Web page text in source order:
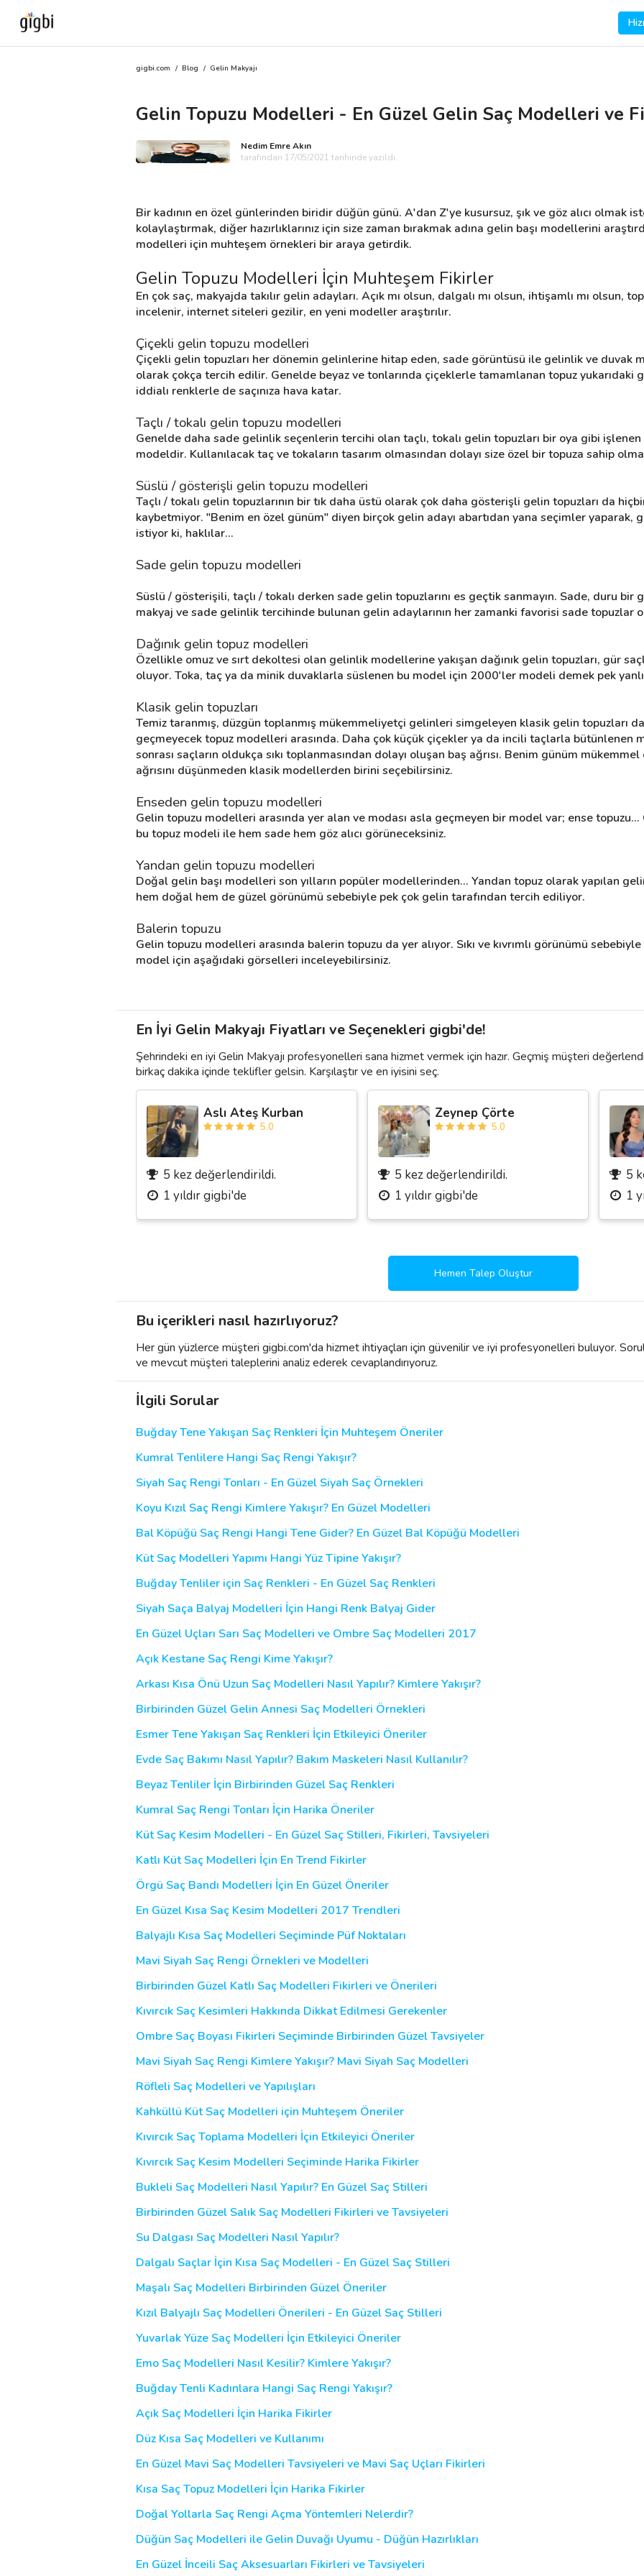
Müşteri Değerlendirmeleri
gigbi.com / Blog / Gelin Makyajı
Gelin Topuzu Modelleri - En Güzel Gelin Saç Modelleri ve
Nedim Emre Akın
tarafından 17/05/2021 tarihinde yazıldı.
Bir kadının en özel günlerinden biridir düğün günü. A'dan Z'ye kusursuz, şık ve göz alıcı olmak
kolaylaştırmak, diğer hazırlıklarınız için size zaman bırakmak adına gelin başı modellerini
modelleri için muhteşem örnekleri bir araya getirdik.
Gelin Topuzu Modelleri İçin Muhteşem Fikirler
En çok saç, makyajda takılır gelin adayları. Açık mı olsun, dalgalı mı olsun, ihtişamlı mı olsun,
incelenir, internet siteleri gezilir, en yeni modeller araştırılır.
Çiçekli gelin topuzu modelleri
Çiçekli gelin topuzları her dönemin gelinlerine hitap eden, sade görüntüsü ile gelinlik ve duvak
olarak çokça tercih edilir. Genelde beyaz ve tonlarında çiçeklerle tamamlanan topuz yukarıdaki
iddialı renklerle de saçınıza hava katar.
Taçlı / tokalı gelin topuzu modelleri
Genelde daha sade gelinlik seçenlerin tercihi olan taçlı, tokalı gelin topuzları bir oya gibi
modeldir. Kullanılacak taç ve tokaların tasarım olmasından dolayı size özel bir topuza sahip
Süslü / gösterişli gelin topuzu modelleri
Taçlı / tokalı gelin topuzlarının bir tık daha üstü olarak çok daha gösterişli gelin topuzları da
kaybetmiyor. "Benim en özel günüm" diyen birçok gelin adayı abartıdan yana seçimler yaparak,
istiyor ki, haklılar...
Sade gelin topuzu modelleri
Süslü / gösterişili, taçlı / tokalı derken sade gelin topuzlarını es geçtik sanmayın. Sade, duru
makyaj ve sade gelinlik tercihinde bulunan gelin adaylarının her zamanki favorisi sade topuzlar
Dağınık gelin topuz modelleri
Özellikle omuz ve sırt dekoltesi olan gelinlik modellerine yakışan dağınık gelin topuzları, gür
oluyor. Toka, taç ya da minik duvaklarla süslenen bu model için 2000'ler modeli demek pek
Klasik gelin topuzları
Temiz taranmış, düzgün toplanmış mükemmeliyetçi gelinleri simgeleyen klasik gelin topuzları
geçmeyecek topuz modelleri arasında. Daha çok küçük çiçekler ya da incili taçlarla bütünlenen
sonrası saçların oldukça sıkı toplanmasından dolayı oluşan baş ağrısı. Benim günüm mükemmel
ağrısını düşünmeden klasik modellerden birini seçebilirsiniz.
Enseden gelin topuzu modelleri
Gelin topuzu modelleri arasında yer alan ve modası asla geçmeyen bir model var; ense
bu topuz modeli ile hem sade hem göz alıcı görüneceksiniz.
Yandan gelin topuzu modelleri
Doğal gelin başı modelleri son yılların popüler modellerinden... Yandan topuz olarak yapılan
hem doğal hem de güzel görünümü sebebiyle pek çok gelin tarafından tercih ediliyor.
Balerin topuzu
Gelin topuzu modelleri arasında balerin topuzu da yer alıyor. Sıkı ve kıvrımlı görünümü
model için aşağıdaki görselleri inceleyebilirsiniz.
En İyi Gelin Makyajı Fiyatları ve Seçenekleri gigbi'de!
Şehrindeki en iyi Gelin Makyajı profesyonelleri sana hizmet vermek için hazır. Geçmiş müşteri
birkaç dakika içinde teklifler gelsin. Karşılaştır ve en iyisini seç.
Aslı Ateş Kurban
5.0
5 kez değerlendirildi.
1 yıldır gigbi'de
Zeynep Çörte
5.0
5 kez değerlendirildi.
1 yıldır gigbi'de
5
1
Hemen Talep Oluştur
Bu içerikleri nasıl hazırlıyoruz?
Her gün yüzlerce müşteri gigbi.com'da hizmet ihtiyaçları için güvenilir ve iyi profesyonelleri buluyor.
ve mevcut müşteri taleplerini analiz ederek cevaplandırıyoruz.
İlgili Sorular
Buğday Tene Yakışan Saç Renkleri İçin Muhteşem Öneriler
Kumral Tenlilere Hangi Saç Rengi Yakışır?
Siyah Saç Rengi Tonları - En Güzel Siyah Saç Örnekleri
Koyu Kızıl Saç Rengi Kimlere Yakışır? En Güzel Modelleri
Bal Köpüğü Saç Rengi Hangi Tene Gider? En Güzel Bal Köpüğü Modelleri
Küt Saç Modelleri Yapımı Hangi Yüz Tipine Yakışır?
Buğday Tenliler için Saç Renkleri - En Güzel Saç Renkleri
Siyah Saça Balyaj Modelleri İçin Hangi Renk Balyaj Gider
En Güzel Uçları Sarı Saç Modelleri ve Ombre Saç Modelleri 2017
Açık Kestane Saç Rengi Kime Yakışır?
Arkası Kısa Önü Uzun Saç Modelleri Nasıl Yapılır? Kimlere Yakışır?
Birbirinden Güzel Gelin Annesi Saç Modelleri Örnekleri
Esmer Tene Yakışan Saç Renkleri İçin Etkileyici Öneriler
Evde Saç Bakımı Nasıl Yapılır? Bakım Maskeleri Nasıl Kullanılır?
Beyaz Tenliler İçin Birbirinden Güzel Saç Renkleri
Kumral Saç Rengi Tonları İçin Harika Öneriler
Küt Saç Kesim Modelleri - En Güzel Saç Stilleri, Fikirleri, Tavsiyeleri
Katlı Küt Saç Modelleri İçin En Trend Fikirler
Örgü Saç Bandı Modelleri İçin En Güzel Öneriler
En Güzel Kısa Saç Kesim Modelleri 2017 Trendleri
Balyajlı Kısa Saç Modelleri Seçiminde Püf Noktaları
Mavi Siyah Saç Rengi Örnekleri ve Modelleri
Birbirinden Güzel Katlı Saç Modelleri Fikirleri ve Önerileri
Kıvırcık Saç Kesimleri Hakkında Dikkat Edilmesi Gerekenler
Ombre Saç Boyası Fikirleri Seçiminde Birbirinden Güzel Tavsiyeler
Mavi Siyah Saç Rengi Kimlere Yakışır? Mavi Siyah Saç Modelleri
Röfleli Saç Modelleri ve Yapılışları
Kahküllü Küt Saç Modelleri için Muhteşem Öneriler
Kıvırcık Saç Toplama Modelleri İçin Etkileyici Öneriler
Kıvırcık Saç Kesim Modelleri Seçiminde Harika Fikirler
Bukleli Saç Modelleri Nasıl Yapılır? En Güzel Saç Stilleri
Birbirinden Güzel Salık Saç Modelleri Fikirleri ve Tavsiyeleri
Su Dalgası Saç Modelleri Nasıl Yapılır?
Dalgalı Saçlar İçin Kısa Saç Modelleri - En Güzel Saç Stilleri
Maşalı Saç Modelleri Birbirinden Güzel Öneriler
Kızıl Balyajlı Saç Modelleri Önerileri - En Güzel Saç Stilleri
Yuvarlak Yüze Saç Modelleri İçin Etkileyici Öneriler
Emo Saç Modelleri Nasıl Kesilir? Kimlere Yakışır?
Buğday Tenli Kadınlara Hangi Saç Rengi Yakışır?
Açık Saç Modelleri İçin Harika Fikirler
Düz Kısa Saç Modelleri ve Kullanımı
En Güzel Mavi Saç Modelleri Tavsiyeleri ve Mavi Saç Uçları Fikirleri
Kısa Saç Topuz Modelleri İçin Harika Fikirler
Doğal Yollarla Saç Rengi Açma Yöntemleri Nelerdir?
Düğün Saç Modelleri ile Gelin Duvağı Uyumu - Düğün Hazırlıkları
En Güzel İnceili Saç Aksesuarları Fikirleri ve Tavsiyeleri